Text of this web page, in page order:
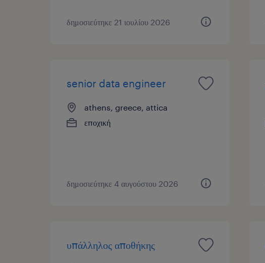
δημοσιεύτηκε 21 ιουλίου 2026
senior data engineer
athens, greece, attica
εποχική
δημοσιεύτηκε 4 αυγούστου 2026
υπάλληλος αποθήκης